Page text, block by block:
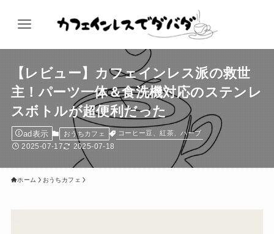
【レビュー】カフェインレス派の救世
主！パーツ一体＆食洗機対応のステンレ
スボトルが超便利だった
ad表示 おうちカフェ コーヒー豆、紅茶、ハーブ
2025-07-17 2025-07-18
ホーム おうちカフェ